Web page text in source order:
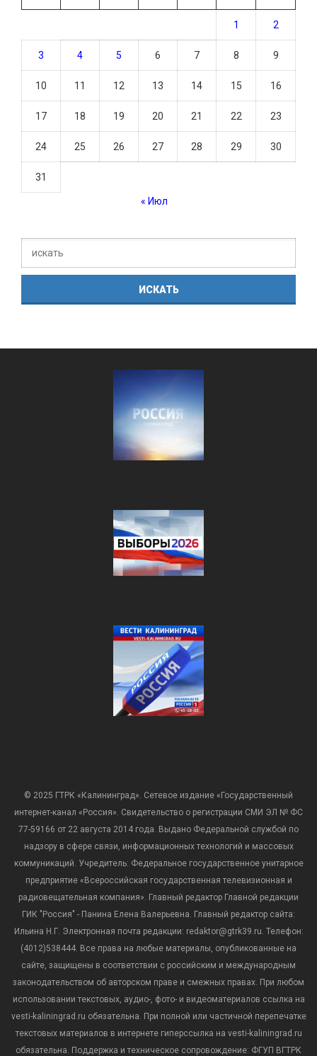
1 2
3 4 5 6 7 8 9
10 11 12 13 14 15 16
17 18 19 20 21 22 23
24 25 26 27 28 29 30
31
« Июл
© 2025 ГТРК «Калининград». Сетевое издание «Государственный
интернет-канал «Россия». Свидетельство о регистрации СМИ ЭЛ № ФС
77-59166 от 22 августа 2014 года. Выдано Федеральной службой по
надзору в сфере связи, информационных технологий и массовых
коммуникаций. Учредитель: Федеральное государственное унитарное
предприятие «Всероссийская государственная телевизионная и
радиовещательная компания». Главный редактор Главной редакции
ГИК "Россия" - Панина Елена Валерьевна. Главный редактор сайта:
Ильина Н.Г. Электронная почта редакции: redaktor@gtrk39.ru. Телефон:
(4012)538444. Все права на любые материалы, опубликованные на
сайте, защищены в соответствии с российским и международным
законодательством об авторском праве и смежных правах. При любом
использовании текстовых, аудио-, фото- и видеоматериалов ссылка на
vesti-kaliningrad.ru обязательна. При полной или частичной перепечатке
текстовых материалов в интернете гиперссылка на vesti-kaliningrad.ru
обязательна. Поддержка и техническое сопровождение: ФГУП ВГТРК